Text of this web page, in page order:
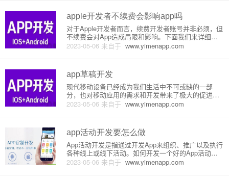
apple开发者不续费会影响app吗
2023-05-06 来自于 www.yimenapp.com
对于Apple开发者而言，续费开发者账号并非必须，但
不续费会对App造成局限和影响。下面我们来详细介
绍一下原理和具体的影响。首先，我们需要了解Apple
开发者账号的作用。开发者账号是开发和发布iOS应用
app草稿开发
2023-05-06 来自于 www.yimenapp.com
现代移动设备已经成为我们生活中不可或缺的一部
分，也对移动应用的需求和开发带来了极大的促进。
许多移动应用开发者为了提高效率和节省时间，都采
用了草稿开发技术来创建原型或演示版本。本文将介
么是草稿开发？所谓“草稿开发
app活动开发要怎么做
2023-05-06 来自于 www.yimenapp.com
App活动开发是指通过开发App来组织、推广以及执行
各种线上或线下活动。如何开发一个好的App活动，
这里介绍几个方面。一、确定活动目的在开发App活
动前，首先需要明确活动的目的和意义。例如，增加A